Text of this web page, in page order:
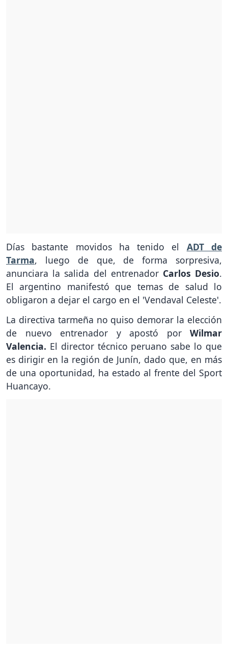
Días bastante movidos ha tenido el ADT de
Tarma, luego de que, de forma sorpresiva,
anunciara la salida del entrenador Carlos Desio.
El argentino manifestó que temas de salud lo
obligaron a dejar el cargo en el 'Vendaval Celeste'.
La directiva tarmeña no quiso demorar la elección
de nuevo entrenador y apostó por Wilmar
Valencia. El director técnico peruano sabe lo que
es dirigir en la región de Junín, dado que, en más
de una oportunidad, ha estado al frente del Sport
Huancayo.